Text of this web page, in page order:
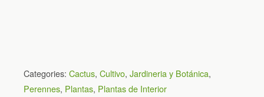
Categories: Cactus, Cultivo, Jardineria y Botánica,
Perennes, Plantas, Plantas de Interior